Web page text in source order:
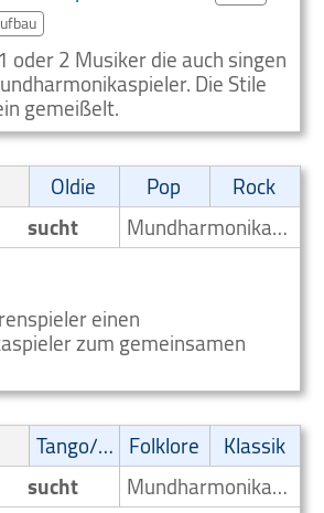
oder 2 Musiker die auch singen
Die Stile
gemeißelt.
Oldie Pop
Rock
sucht
Mundharmonikaspieler
gesucht Suhl
einen
zum gemeinsamen
Tango/Samba Folklore
Klassik
sucht
Mundharmonikaspieler